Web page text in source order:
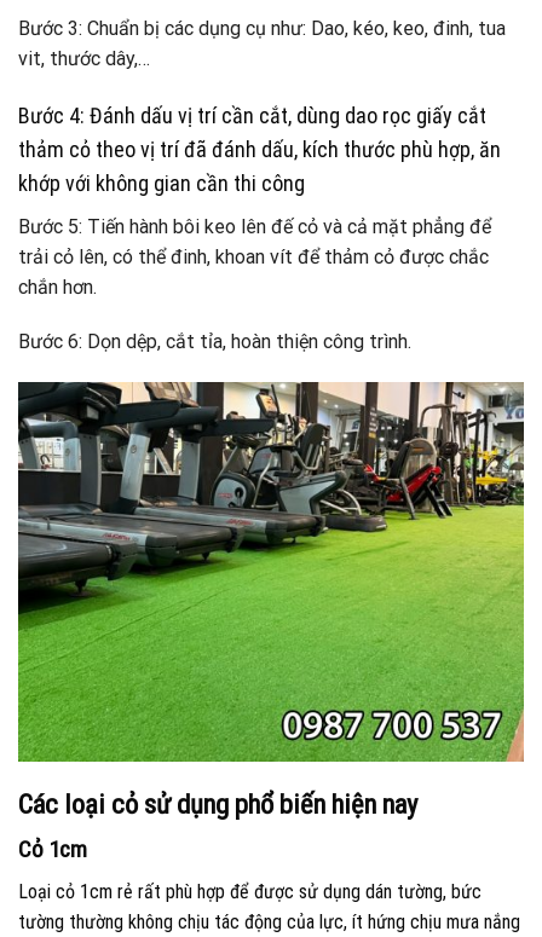
Bước 3: Chuẩn bị các dụng cụ như: Dao, kéo, keo, đinh, tua
vit, thước dây,…
Bước 4: Đánh dấu vị trí cần cắt, dùng dao rọc giấy cắt
thảm cỏ theo vị trí đã đánh dấu, kích thước phù hợp, ăn
khớp với không gian cần thi công
Bước 5: Tiến hành bôi keo lên đế cỏ và cả mặt phẳng để
trải cỏ lên, có thể đinh, khoan vít để thảm cỏ được chắc
chắn hơn.
Bước 6: Dọn dệp, cắt tỉa, hoàn thiện công trình.
Các loại cỏ sử dụng phổ biến hiện nay
Cỏ 1cm
Loại cỏ 1cm rẻ rất phù hợp để được sử dụng dán tường, bức
tường thường không chịu tác động của lực, ít hứng chịu mưa nắng